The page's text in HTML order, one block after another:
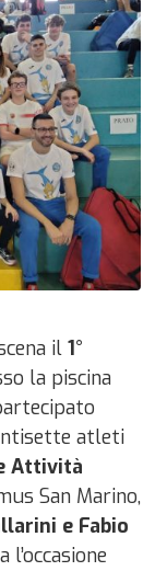
il 1°
la piscina
atleti
Attività
San Marino,
e Fabio